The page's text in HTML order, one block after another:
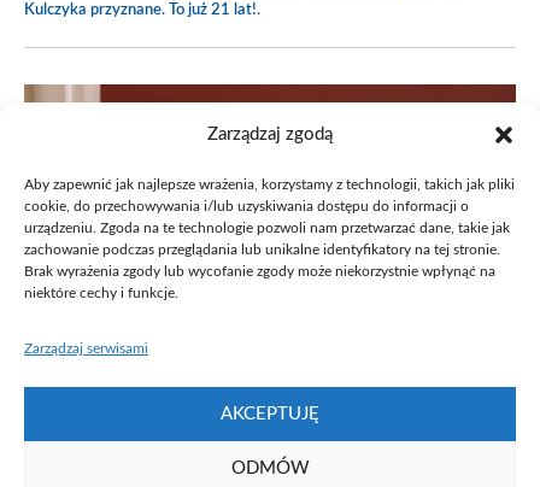
Zarządzaj zgodą
Aby zapewnić jak najlepsze wrażenia, korzystamy z technologii, takich jak pliki
cookie, do przechowywania i/lub uzyskiwania dostępu do informacji o
urządzeniu. Zgoda na te technologie pozwoli nam przetwarzać dane, takie jak
zachowanie podczas przeglądania lub unikalne identyfikatory na tej stronie.
Brak wyrażenia zgody lub wycofanie zgody może niekorzystnie wpłynąć na
niektóre cechy i funkcje.
Zarządzaj serwisami
AKCEPTUJĘ
ODMÓW
Kulczyka przyznane. To już 21 lat!.